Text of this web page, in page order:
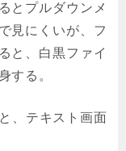
とプルダウンメ
見にくいが、フ
と、白黒ファイ
する。
、テキスト画面